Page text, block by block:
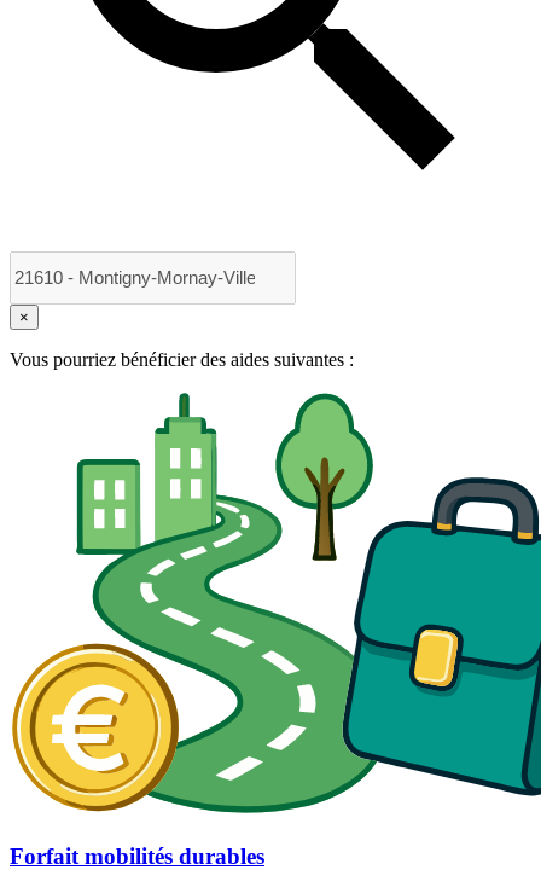
×
Vous pourriez bénéficier des aides suivantes :
Forfait mobilités durables